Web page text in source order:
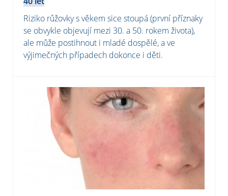
Riziko růžovky s věkem sice stoupá (první příznaky
se obvykle objevují mezi 30. a 50. rokem života),
ale může postihnout i mladé dospělé, a ve
výjimečných případech dokonce i děti.